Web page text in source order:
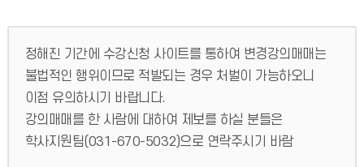
정해진 기간에 수강신청 사이트를 통하여 변경강의매매는
불법적인 행위이므로 적발되는 경우 처벌이 가능하오니
이점 유의하시기 바랍니다.
강의매매를 한 사람에 대하여 제보를 하실 분들은
학사지원팀(031-670-5032)으로 연락주시기 바람